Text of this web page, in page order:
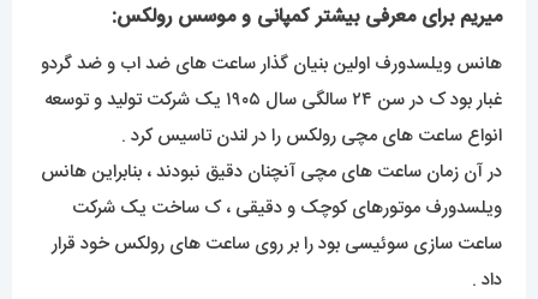
میریم برای معرفی بیشتر کمپانی و موسس رولکس:
هانس ویلسدورف اولین بنیان گذار ساعت های ضد اب و ضد گردو
غبار بود ک در سن ۲۴ سالگی سال ۱۹۰۵ یک شرکت تولید و توسعه
انواع ساعت های مچی رولکس را در لندن تاسیس کرد .
در آن زمان ساعت های مچی آنچنان دقیق نبودند ، بنابراین هانس
ویلسدورف موتورهای کوچک و دقیقی ، ک ساخت یک شرکت
ساعت سازی سوئیسی بود را بر روی ساعت های رولکس خود قرار
داد .